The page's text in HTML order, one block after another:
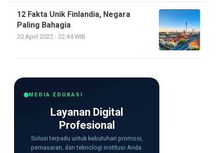
12 Fakta Unik Finlandia, Negara
Paling Bahagia
20 April 2022 - 22:44 WIB
MEDIA EDUKASI
Layanan Digital
Profesional
Solusi terpadu untuk kebutuhan promosi,
pemasaran, dan teknologi institusi Anda.